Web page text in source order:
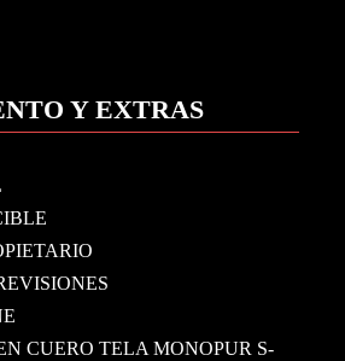
Y EXTRAS
CUERO TELA MONOPUR S-